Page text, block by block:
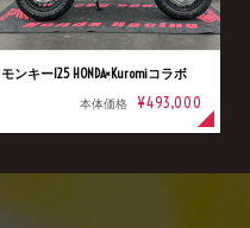
モンキー125 HONDA×Kuromiコラボ
本体価格 ¥493,000